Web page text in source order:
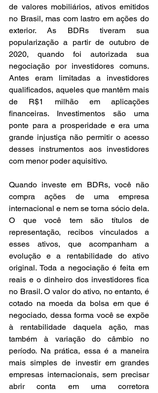
de valores mobiliários, ativos emitidos
no Brasil, mas com lastro em ações do
exterior. As BDRs tiveram sua
popularização a partir de outubro de
2020, quando foi autorizada sua
negociação por investidores comuns.
Antes eram limitadas a investidores
qualificados, aqueles que mantêm mais
de R$1 milhão em aplicações
financeiras. Investimentos são uma
ponte para a prosperidade e era uma
grande injustiça não permitir o acesso
desses instrumentos aos investidores
com menor poder aquisitivo.
Quando investe em BDRs, você não
compra ações de uma empresa
internacional e nem se torna sócio dela.
O que você tem são títulos de
representação, recibos vinculados a
esses ativos, que acompanham a
evolução e a rentabilidade do ativo
original. Toda a negociação é feita em
reais e o dinheiro dos investidores fica
no Brasil. O valor do ativo, no entanto, é
cotado na moeda da bolsa em que é
negociado, dessa forma você se expõe
à rentabilidade daquela ação, mas
também à variação do câmbio no
período. Na prática, essa é a maneira
mais simples de investir em grandes
empresas internacionais, sem precisar
abrir conta em uma corretora